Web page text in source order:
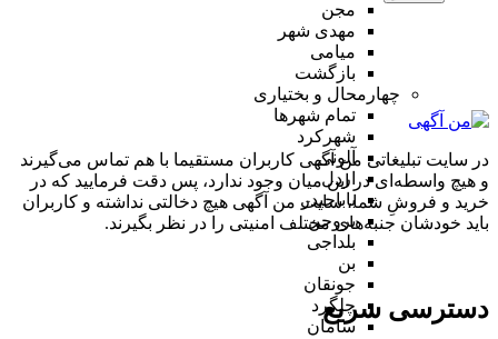
مجن
مهدی شهر
میامی
بازگشت
چهارمحال و بختیاری
تمام شهر‌ها
شهرکرد
آلونی
اردل
باباحیدر
بروجن
بلداجی
بن
جونقان
چلگرد
سامان
در سایت تبلیغاتی من آگهی کاربران مستقیما با هم تماس می‌گیرند
و هیچ واسطه‌ای در این میان وجود ندارد، پس دقت فرمایید که در
خرید و فروشِ شما، سایت من آگهی هیچ دخالتی نداشته و کاربران
باید خودشان جنبه‌های مختلف امنیتی را در نظر بگیرند.
دسترسی سریع